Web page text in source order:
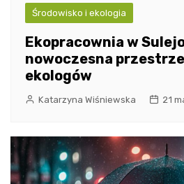
Środowisko i ekologia
Ekopracownia w
nowoczesna
ekologów
Katarzyna Wiśniewska 21